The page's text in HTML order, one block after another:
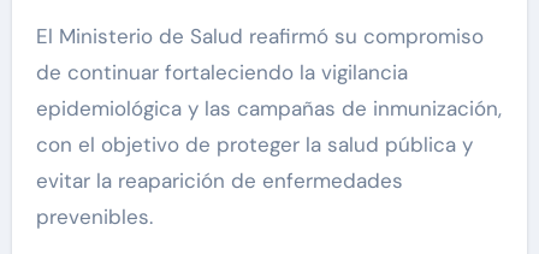
El Ministerio de Salud reafirmó su compromiso
de continuar fortaleciendo la vigilancia
epidemiológica y las campañas de inmunización,
con el objetivo de proteger la salud pública y
evitar la reaparición de enfermedades
prevenibles.